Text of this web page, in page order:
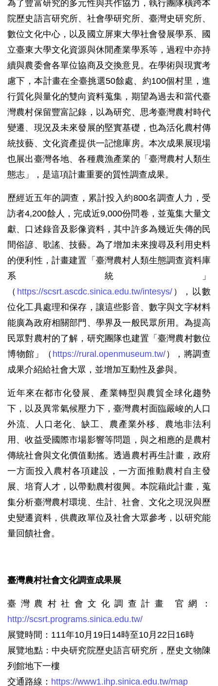
為了豐富研究的多元性與共作協力，執行團隊橫跨本
院歷史語言研究所、社會學研究所、臺灣史研究所、
數位文化中心，以及國立屏東大學社會發展學系、國
立臺東大學文化資源與休閒產業學系等，過程中亦持
續與農委會各單位協商及交換意見。在學術與現實考
慮下，本計畫在全臺挑選50餘處、約100個村里，進
行質化與量化的雙向資料蒐集，期望為過去和當代臺
灣農村保留豐富記錄，以為研究、思考臺灣農村時代
變遷、現況及未來發展的堅實基礎，也為活化農村傳
統技藝、文化資產提供一記憶庫房。本次成果展現場
也展出臺灣各地、各種農漁產業的「臺灣農村人類生
態志」，是這項計畫重要的質性調查成果。
歷經近五年的調查，累計投入約800名調查人力，受
訪者4,200餘人，完成近9,000份問卷，並蒐集大量文
獻、口述錄音及影像資料，其中許多為幾近失傳的民
間俗諺、歌謠、技藝。為了增加未來搜尋及利用史料
的便利性，計畫建置「臺灣農村人類生態調查資料庫
系統」
（ https://scsrt.ascdc.sinica.edu.tw/intesys/），以數
位化工具處理和保存，讓這些影音、數字與文字材料
能廣為政府相關部門、學界及一般民眾所用。為提高
民眾對農村的了解，研究團隊也建置「臺灣農村數位
博物館」（ https://rural.openmuseum.tw/ ），將調查
成果介紹給社會大眾，並增加互動性及參與。
近年來在都市化發展、產業轉型與農貿全球化趨勢
下，以及異常氣候壓力下，臺灣農村面臨嚴峻的人口
外流、人口老化、缺工、農產業外移、農地非法利
用、收益受國際市場影響等問題，與之相應的是農村
傳統社會與文化價值動搖。透過農村再生計畫，政府
一方面投入農村各項建設，一方面推動農村自主發
展、培育人才，以帶動農村復興。本院藉此計畫，蒐
集分析臺灣農村環境、生計、社會、文化之現況與歷
史變遷資料，供農政單位及社會大眾參考，以研究能
量回饋社會。
臺灣農村社會文化調查成果展
臺灣農村社會文化調查計畫 官網：
http://scsrt.programs.sinica.edu.tw/
展覽時間：111年10月19日14時至10月22日16時
展覽地點：中央研究院歷史語言研究所，歷史文物陳
列館地下一樓
交通路線： https://www1.ihp.sinica.edu.tw/map